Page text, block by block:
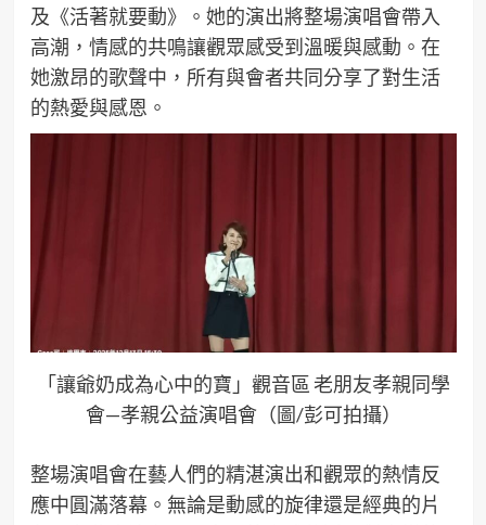
及《活著就要動》。她的演出將整場演唱會帶入
高潮，情感的共鳴讓觀眾感受到溫暖與感動。在
她激昂的歌聲中，所有與會者共同分享了對生活
的熱愛與感恩。
「讓爺奶成為心中的寶」觀音區 老朋友孝親同學
會—孝親公益演唱會（圖/彭可拍攝）
整場演唱會在藝人們的精湛演出和觀眾的熱情反
應中圓滿落幕。無論是動感的旋律還是經典的片